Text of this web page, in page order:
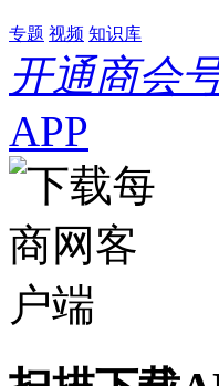
专题 视频 知识库
开通商会
APP